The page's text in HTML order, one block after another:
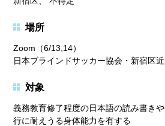
場所
Zoom（6/13,14）
日本ブラインドサッカー協会・新宿区近
対象
義務教育修了程度の日本語の読み書き
行に耐えうる身体能力を有する